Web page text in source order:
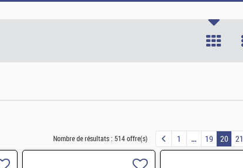
Nombre de résultats : 514 offre(s) 1 19 20 21